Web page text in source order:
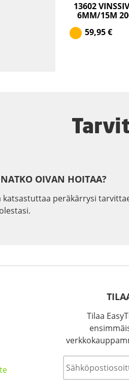
13602
6MM/15M
59,95€
OIVAN HOITAA?
katsastuttaa peräkärrysi
Tilaa